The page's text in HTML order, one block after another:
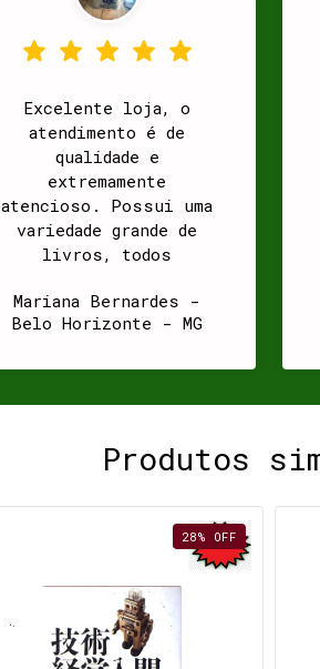
Excelente loja, o
atendimento é de
qualidade e
extremamente
atencioso. Possui uma
variedade grande de
livros, todos
a todos!
Mariana Bernardes -
Belo Horizonte - MG
Produtos
28% OFF